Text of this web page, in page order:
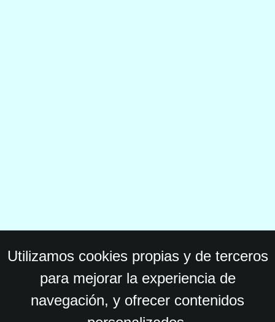
Utilizamos cookies propias y de terceros
para mejorar la experiencia de
navegación, y ofrecer contenidos